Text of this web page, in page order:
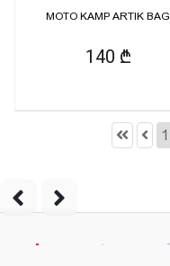
MOTO KAMP ARTIK BAG
140 ₾
1